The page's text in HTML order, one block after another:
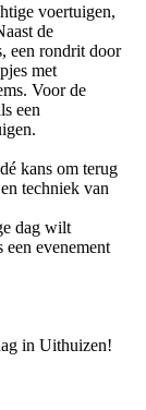
voertuigen,
de
een rondrit door
met
Voor de
een
kans om terug
techniek van
dag wilt
evenement
in Uithuizen!